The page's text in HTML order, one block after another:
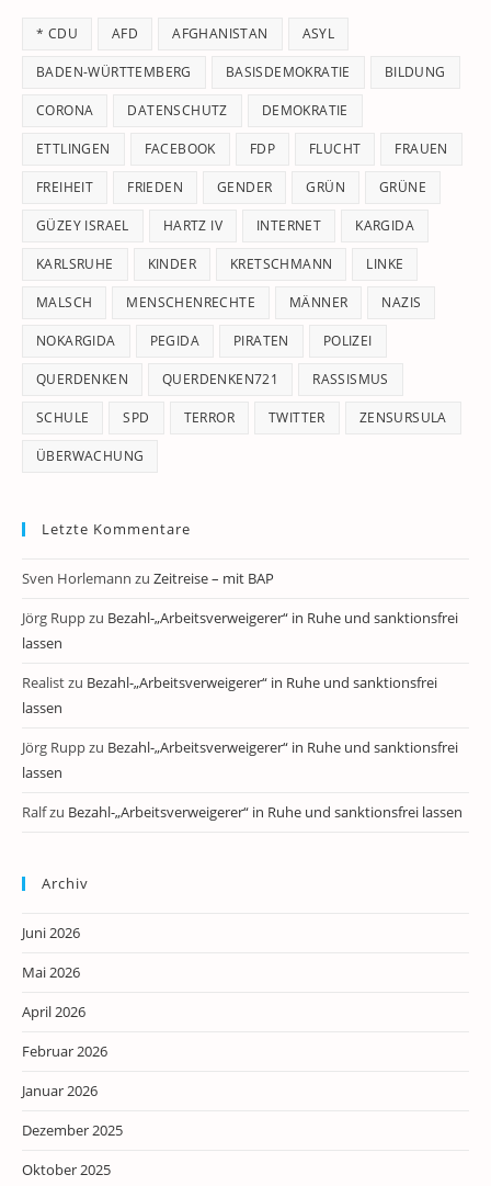
* CDU AFD AFGHANISTAN ASYL
BADEN-WÜRTTEMBERG BASISDEMOKRATIE BILDUNG
CORONA DATENSCHUTZ DEMOKRATIE
ETTLINGEN FACEBOOK FDP FLUCHT FRAUEN
FREIHEIT FRIEDEN GENDER GRÜN GRÜNE
GÜZEY ISRAEL HARTZ IV INTERNET KARGIDA
KARLSRUHE KINDER KRETSCHMANN LINKE
MALSCH MENSCHENRECHTE MÄNNER NAZIS
NOKARGIDA PEGIDA PIRATEN POLIZEI
QUERDENKEN QUERDENKEN721 RASSISMUS
SCHULE SPD TERROR TWITTER ZENSURSULA
ÜBERWACHUNG
Letzte Kommentare
Sven Horlemann zu Zeitreise – mit BAP
Jörg Ruppzu Bezahl-„Arbeitsverweigerer“ in Ruhe und sanktionsfrei
lassen
Realistzu Bezahl-„Arbeitsverweigerer“ in Ruhe und sanktionsfrei
lassen
Jörg Ruppzu Bezahl-„Arbeitsverweigerer“ in Ruhe und sanktionsfrei
lassen
Ralfzu Bezahl-„Arbeitsverweigerer“ in Ruhe und sanktionsfrei lassen
Archiv
Juni 2026
Mai 2026
April 2026
Februar 2026
Januar 2026
Dezember 2025
Oktober 2025